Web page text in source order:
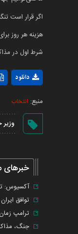
اگر قرار است
هزینه هر روز
شرط اول در
دانلود
منبع: انتخاب
وزیر
خبرهای
آکسیوس:
توافق
ترامپ زمان
جنگ،